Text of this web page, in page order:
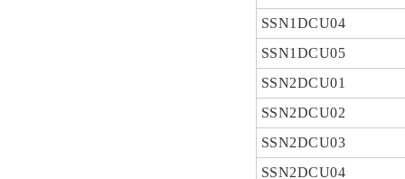
SSN1DCU04
SSN1DCU05
SSN2DCU01
SSN2DCU02
SSN2DCU03
SSN2DCU04